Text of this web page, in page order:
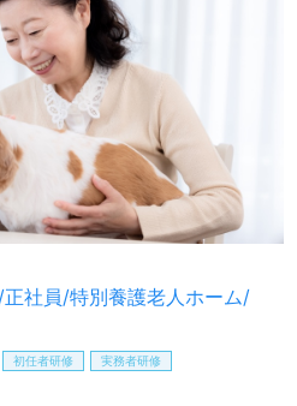
祉業界の正社員/パート求人探
人情報収集、将来的に検討の
希望に応じてお問い合わせ/ご
人紹介、年収交渉など完全無
けます。＜非公開求人も取扱い
一緒に転職活動！お問い合わ
社員/特別養護老人ホーム/
初任者研修 実務者研修